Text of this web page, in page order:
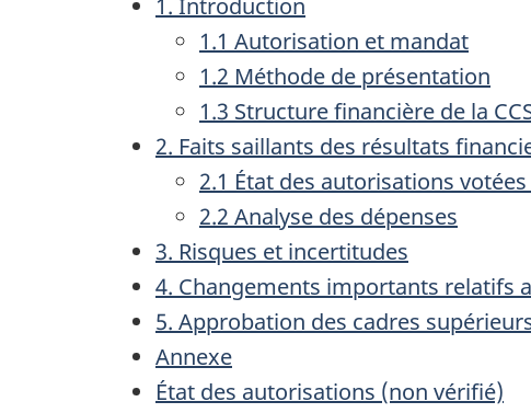
1.1 Autorisation et mandat
1.2 Méthode de présentation
1.3 Structure financière de la
2. Faits saillants des résultats
2.1 État des autorisations
2.2 Analyse des dépenses
3. Risques et incertitudes
4. Changements importants relatifs
5. Approbation des cadres
Annexe
État des autorisations (non vérifié)